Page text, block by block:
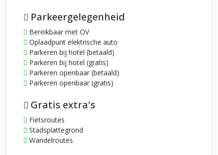
Parkeergelegenheid
Bereikbaar met OV
Oplaadpunt elektrische auto
Parkeren bij hotel (betaald)
Parkeren bij hotel (gratis)
Parkeren openbaar (betaald)
Parkeren openbaar (gratis)
Gratis extra's
Fietsroutes
Stadsplattegrond
Wandelroutes